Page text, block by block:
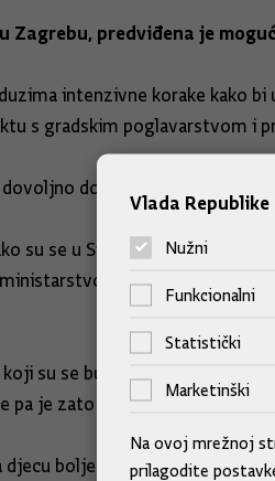
Zagrebu, predviđena je
intenzivne korake kako
s gradskim poglavarstvom i
dobro osigurati neke
su se u Sisku mnogi
postupiti sukladno
su se bunili u Zagrebu,
je zato predviđena i
bolje da idu u školsko
Vlada
Nužni
Funkcionalni
Statistički
Marketinški
Na ovoj mrežnoj
prilagodite